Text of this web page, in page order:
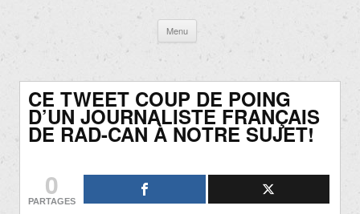
Menu
contenu
CE TWEET COUP DE POING
D’UN JOURNALISTE FRANÇAIS
DE RAD-CAN À NOTRE SUJET!
0
PARTAGES